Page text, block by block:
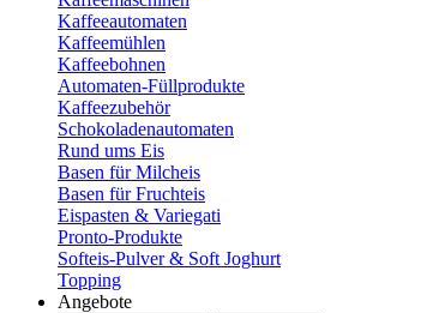
Kaffeeautomaten
Kaffeemühlen
Kaffeebohnen
Automaten-Füllprodukte
Kaffeezubehör
Schokoladenautomaten
Rund ums Eis
Basen für Milcheis
Basen für Fruchteis
Eispasten & Variegati
Pronto-Produkte
Softeis-Pulver & Soft Joghurt
Topping
Angebote